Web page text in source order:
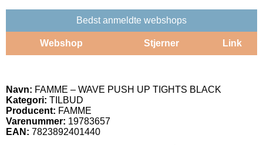
Bedst anmeldte webshops
Webshop Stjerner Link
Navn: FAMME – WAVE PUSH UP TIGHTS BLACK
Kategori: TILBUD
Producent: FAMME
Varenummer: 19783657
EAN: 7823892401440